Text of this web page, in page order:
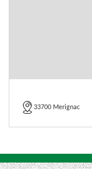
33700 Merignac